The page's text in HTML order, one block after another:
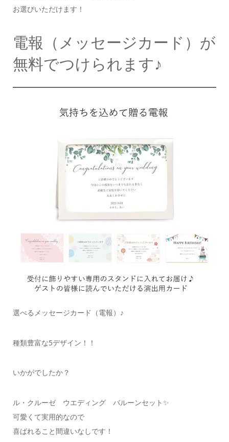
お選びいただけます！
電報（メッセージカード）が
無料でつけられます♪
選べるメッセージカード（電報）♪
種類豊富な5デザイン！！
いかがでしたか？
ル・クルーゼ ウエディング バルーンセット✨
可愛くて実用的なので
喜ばれること間違いなしです！